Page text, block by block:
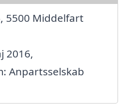
5500 Middelfart
2016,
Anpartsselskab